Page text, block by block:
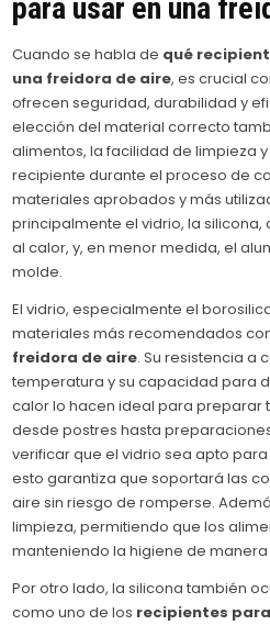
para usar en una
Cuando se habla de qué
una freidora de aire, es crucial
ofrecen seguridad, durabilidad y
elección del material correcto
alimentos, la facilidad de limpieza
recipiente durante el proceso de
materiales aprobados y más
principalmente el vidrio, la
al calor, y, en menor medida, el
molde.
El vidrio, especialmente el
materiales más recomendados
freidora de aire. Su resistencia a
temperatura y su capacidad para
calor lo hacen ideal para preparar
desde postres hasta
verificar que el vidrio sea apto
esto garantiza que soportará las
aire sin riesgo de romperse.
limpieza, permitiendo que los
manteniendo la higiene de
Por otro lado, la silicona también
como uno de los recipientes